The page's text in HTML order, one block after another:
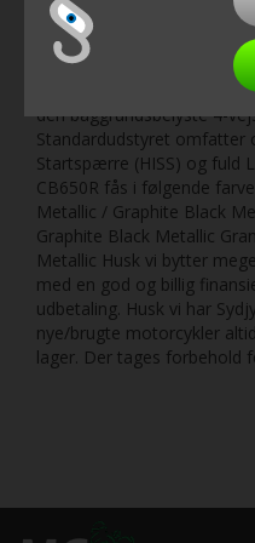
5&quot; fuldfarve TFT-
lysforhold og kan tilpasses
RoadSync giver adgang
og musik via smartphone
den baggrundsbelyste 4-
Standardudstyret omfatter
Startspærre (HISS) og fuld
CB650R fås i følgende
Metallic / Graphite Black
Graphite Black Metallic
Metallic Husk vi bytter
med en god og billig
udbetaling. Husk vi har
nye/brugte motorcykler
lager. Der tages forbehold